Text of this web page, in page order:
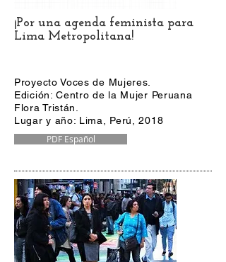
¡Por una agenda feminista para
Lima Metropolitana!
Proyecto Voces de Mujeres.
Edición: Centro de la Mujer Peruana
Flora Tristán.
Lugar y año: Lima, Perú, 2018
PDF Español